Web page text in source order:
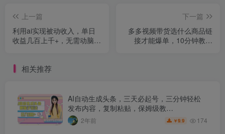
上一篇
利用ai实现被动收入，单日
收益几百上千+，无需动脑，
下一篇
多多视频带货选什么商品链
接才能爆单，10分钟教会
相关推荐
AI自动生成头条，三天必起号，三分钟轻松
发布内容，复制粘贴，保姆级教…
2年前 ￥9.9 174